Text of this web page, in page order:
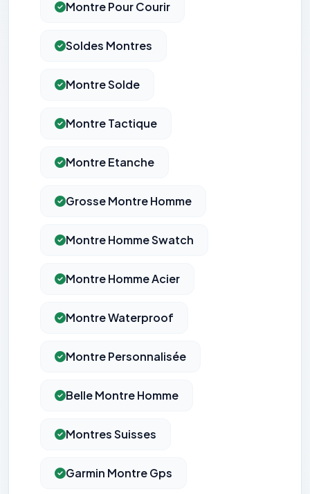
Montre Pour Courir
Soldes Montres
Montre Solde
Montre Tactique
Montre Etanche
Grosse Montre Homme
Montre Homme Swatch
Montre Homme Acier
Montre Waterproof
Montre Personnalisée
Belle Montre Homme
Montres Suisses
Garmin Montre Gps